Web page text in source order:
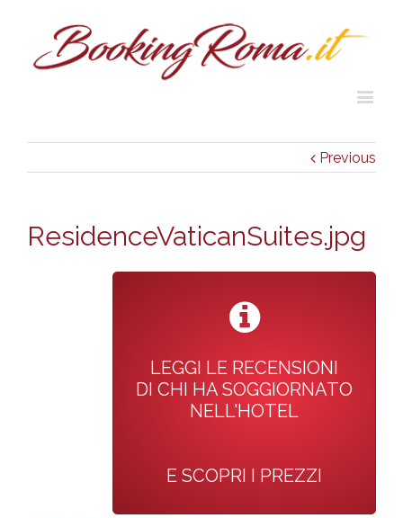
Previous
ResidenceVaticanSuites.jpg
LEGGI LE RECENSIONI
DI CHI HA SOGGIORNATO
NELL'HOTEL
E SCOPRI I PREZZI